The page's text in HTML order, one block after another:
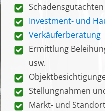
Schadensgutachten
Investment- und
Verkäuferberatung
Ermittlung
usw.
Stellungnahmen
Markt- und